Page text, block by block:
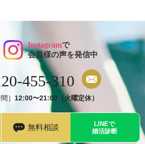
Instagramで
会員様の声を発信中
455-310
］ 12:00〜21:00（火曜定休）
無料相談
LINEで
婚活診断